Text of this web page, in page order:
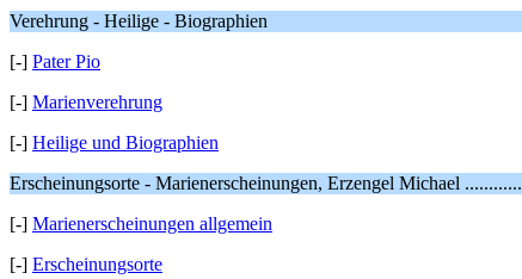
Verehrung - Heilige - Biographien
[-] Pater Pio
[-] Marienverehrung
[-] Heilige und Biographien
Erscheinungsorte - Marienerscheinungen, Erzengel Michael
[-] Marienerscheinungen allgemein
[-] Erscheinungsorte